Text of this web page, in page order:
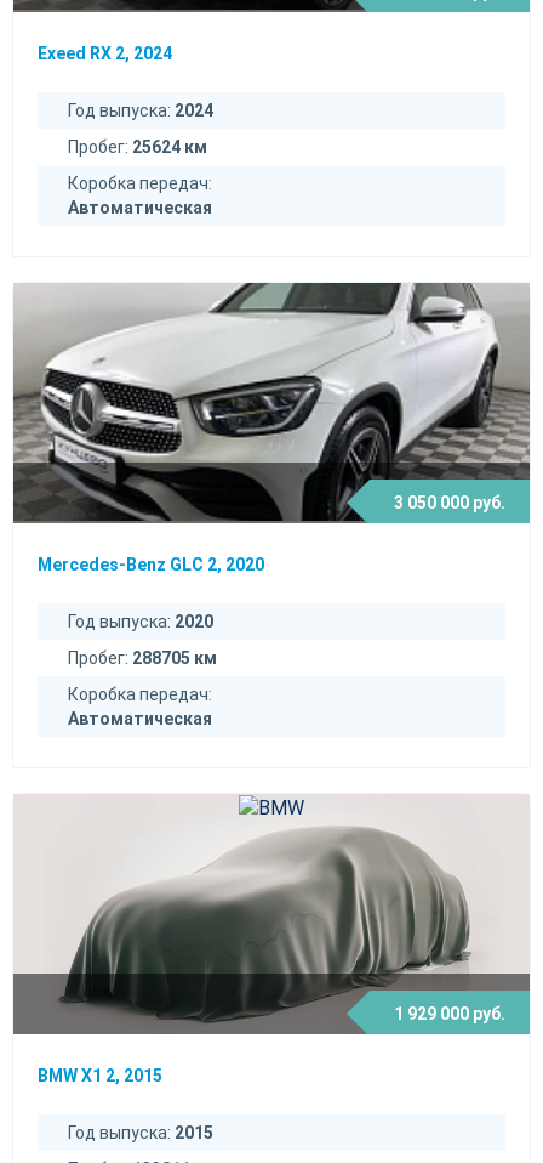
Exeed RX 2, 2024
Год выпуска: 2024
Пробег: 25624 км
Коробка передач:
Автоматическая
3 050 000 руб.
Mercedes-Benz GLC 2, 2020
Год выпуска: 2020
Пробег: 288705 км
Коробка передач:
Автоматическая
1 929 000 руб.
BMW X1 2, 2015
Год выпуска: 2015